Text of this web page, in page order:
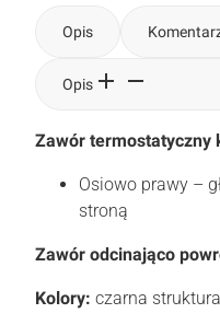
Opis
Opis
Zawór termostatyczny
Osiowo prawy –
stroną
Zawór odcinająco
Kolory: czarna